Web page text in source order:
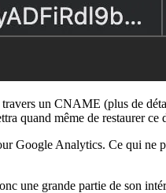
un CNAME (plus de
quand même de restaurer ce
Google Analytics. Ce qui
une grande partie de son